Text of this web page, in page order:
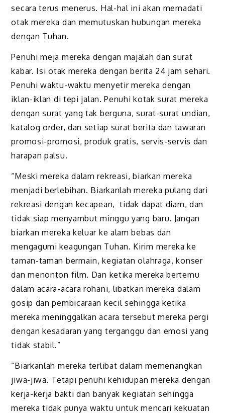
secara terus menerus. Hal-hal ini akan memadati
otak mereka dan memutuskan hubungan mereka
dengan Tuhan.
Penuhi meja mereka dengan majalah dan surat
kabar. Isi otak mereka dengan berita 24 jam sehari.
Penuhi waktu-waktu menyetir mereka dengan
iklan-iklan di tepi jalan. Penuhi kotak surat mereka
dengan surat yang tak berguna, surat-surat undian,
katalog order, dan setiap surat berita dan tawaran
promosi-promosi, produk gratis, servis-servis dan
harapan palsu.
“Meski mereka dalam rekreasi, biarkan mereka
menjadi berlebihan. Biarkanlah mereka pulang dari
rekreasi dengan kecapean, tidak dapat diam, dan
tidak siap menyambut minggu yang baru. Jangan
biarkan mereka keluar ke alam bebas dan
mengagumi keagungan Tuhan. Kirim mereka ke
taman-taman bermain, kegiatan olahraga, konser
dan menonton film. Dan ketika mereka bertemu
dalam acara-acara rohani, libatkan mereka dalam
gosip dan pembicaraan kecil sehingga ketika
mereka meninggalkan acara tersebut mereka pergi
dengan kesadaran yang terganggu dan emosi yang
tidak stabil.”
“Biarkanlah mereka terlibat dalam memenangkan
jiwa-jiwa. Tetapi penuhi kehidupan mereka dengan
kerja-kerja bakti dan banyak kegiatan sehingga
mereka tidak punya waktu untuk mencari kekuatan